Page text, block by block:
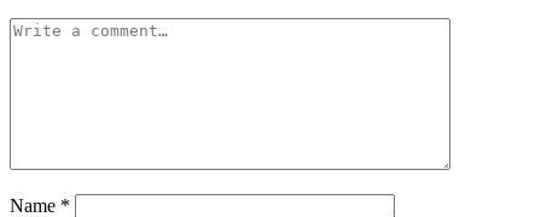
Name *